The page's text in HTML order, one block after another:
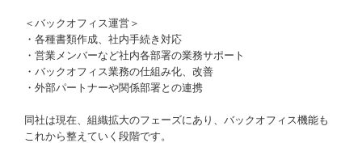
＜バックオフィス運営＞
・各種書類作成、社内手続き対応
・営業メンバーなど社内各部署の業務サポート
・バックオフィス業務の仕組み化、改善
・外部パートナーや関係部署との連携
同社は現在、組織拡大のフェーズにあり、バックオフィス機能も
これから整えていく段階です。